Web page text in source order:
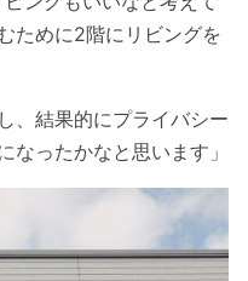
ために2階にリビングを
、結果的にプライバシー
なったかなと思います」